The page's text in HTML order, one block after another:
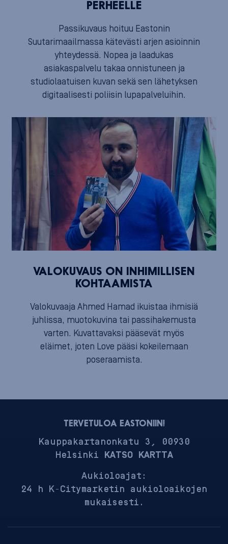
PERHEELLE
Passikuvaus hoituu Eastonin
Suutarimaailmassa kätevästi arjen asioinnin
yhteydessä. Nopea ja laadukas
asiakaspalvelu takaa onnistuneen ja
studiolaatuisen kuvan sekä sen lähetyksen
digitaalisesti poliisin lupapalveluihin.
VALOKUVAUS ON INHIMILLISEN
KOHTAAMISTA
Valokuvaaja Ahmed Hamad ikuistaa ihmisiä
juhlissa, muotokuvina tai passihakemusta
varten. Kuvattavaksi pääsevät myös
eläimet, joten Love pääsi kokeilemaan
poseraamista.
TERVETULOA EASTONIIN!
Kauppakartanonkatu 3, 00930
Helsinki KATSO KARTTA
Aukioloajat:
24 h K-Citymarketin aukioloaikojen
mukaisesti.